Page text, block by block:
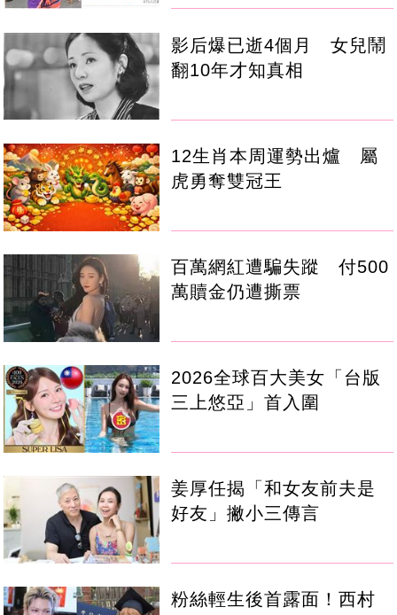
影后爆已逝4個月 女兒鬧
翻10年才知真相
12生肖本周運勢出爐 屬
虎勇奪雙冠王
百萬網紅遭騙失蹤 付500
萬贖金仍遭撕票
2026全球百大美女「台版
三上悠亞」首入圍
姜厚任揭「和女友前夫是
好友」撇小三傳言
粉絲輕生後首露面！西村